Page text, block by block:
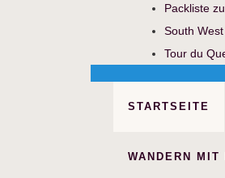
Packliste
South
Tour du
STARTSEITE
WANDERN MIT